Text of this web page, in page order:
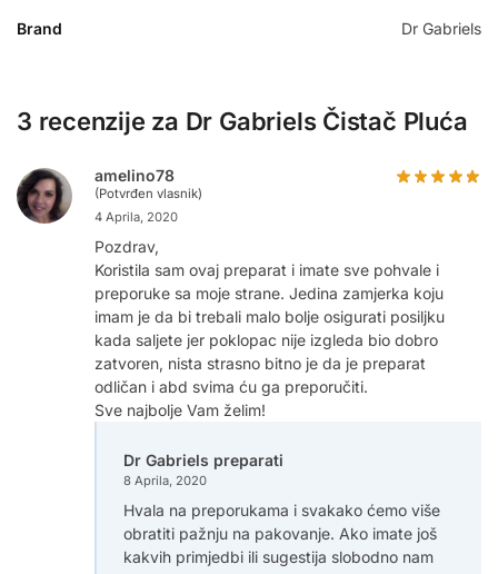
Brand Dr Gabriels
3 recenzije za Dr Gabriels Čistač Pluća
amelino78
(Potvrđen vlasnik)
4 Aprila, 2020
Pozdrav,
Koristila sam ovaj preparat i imate sve pohvale i
preporuke sa moje strane. Jedina zamjerka koju
imam je da bi trebali malo bolje osigurati posiljku
kada saljete jer poklopac nije izgleda bio dobro
zatvoren, nista strasno bitno je da je preparat
odličan i abd svima ću ga preporučiti.
Sve najbolje Vam želim!
Dr Gabriels preparati
8 Aprila, 2020
Hvala na preporukama i svakako ćemo više
obratiti pažnju na pakovanje. Ako imate još
kakvih primjedbi ili sugestija slobodno nam